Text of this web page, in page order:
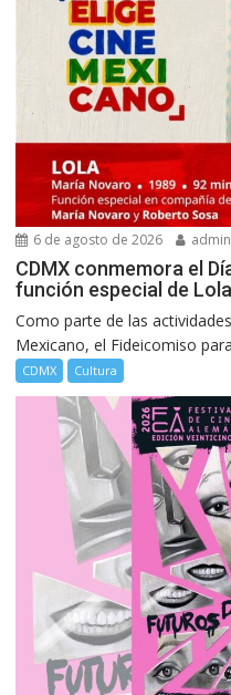
6 de agosto de 2026 admin
CDMX conmemora el
función especial de Lola
Como parte de las
Mexicano, el Fideicomiso
CDMX Cultura